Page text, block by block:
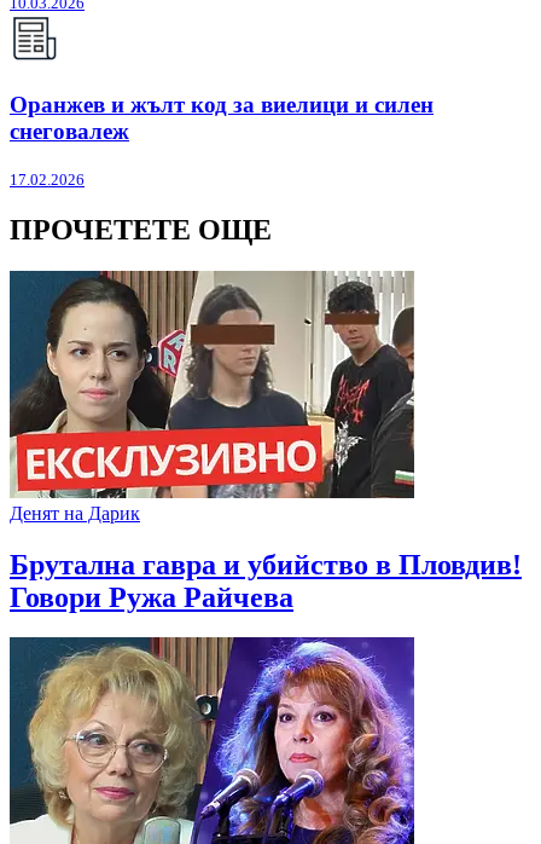
Оранжев и жълт код за виелици и силен
снеговалеж
17.02.2026
ПРОЧЕТЕТЕ ОЩЕ
Денят на Дарик
Брутална гавра и убийство в Пловдив!
Говори Ружа Райчева